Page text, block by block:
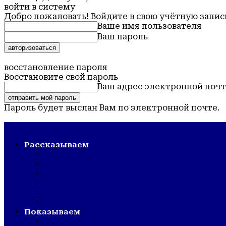
войти в систему
Добро пожаловать! Войдите в свою учётную
Ваше имя пользователя
Ваш пароль
восстановление пароля
Восстановите свой пароль
Ваш адрес электронной
Пароль будет выслан Вам по электронной почте.
Рассказываем
Показываем